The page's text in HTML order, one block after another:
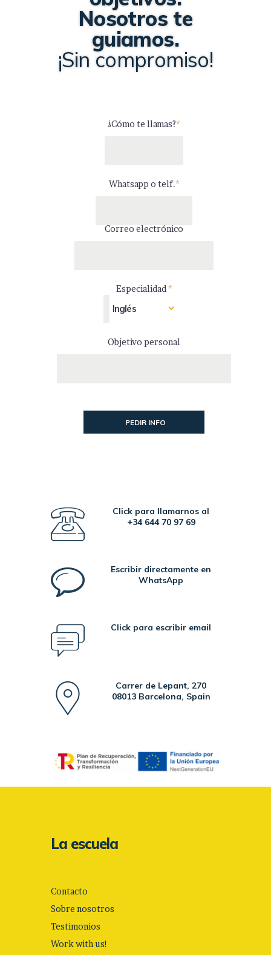
Nosotros te
guiamos.
¡Sin compromiso!
¿Cómo te llamas?*
Whatsapp o telf.*
Correo electrónico
Especialidad *
Objetivo personal
Click para llamarnos al
+34 644 70 97 69
Escribir directamente en
WhatsApp
Click para escribir email
Carrer de Lepant, 270
08013 Barcelona, Spain
La escuela
Contacto
Sobre nosotros
Testimonios
Work with us!